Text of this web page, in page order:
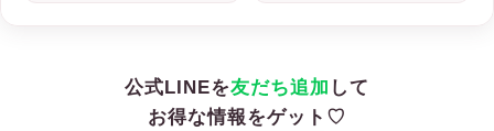
公式LINEを友だち追加 して
お得な情報をゲット♡